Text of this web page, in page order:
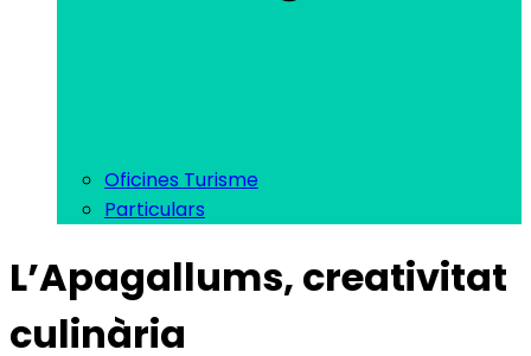
Oficines Turisme
Particulars
L’Apagallums, creativitat
culinària